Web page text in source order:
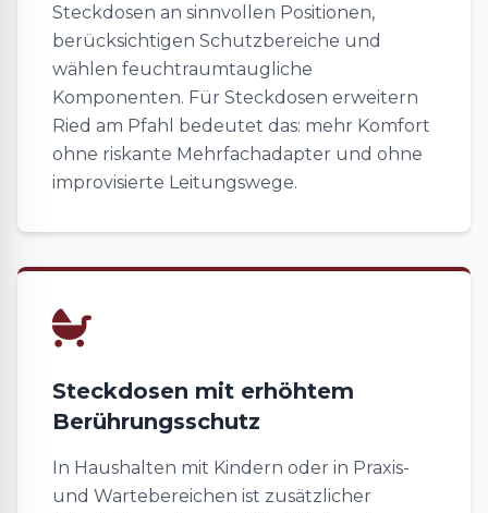
Steckdosen an sinnvollen Positionen,
berücksichtigen Schutzbereiche und
wählen feuchtraumtaugliche
Komponenten. Für Steckdosen erweitern
Ried am Pfahl bedeutet das: mehr Komfort
ohne riskante Mehrfachadapter und ohne
improvisierte Leitungswege.
Steckdosen mit erhöhtem
Berührungsschutz
In Haushalten mit Kindern oder in Praxis-
und Wartebereichen ist zusätzlicher